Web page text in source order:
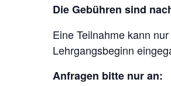
Die Gebühren sind
Eine Teilnahme kann
Lehrgangsbeginn
Anfragen bitte nur an: